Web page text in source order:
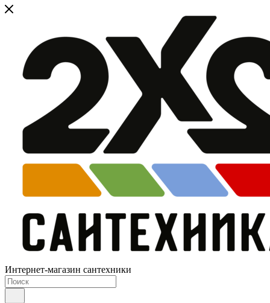
Интернет-магазин сантехники